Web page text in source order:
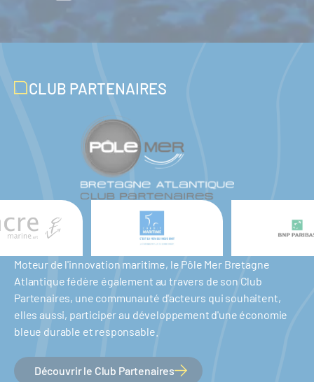
CLUB PARTENAIRES
Moteur de l'innovation maritime, le Pôle Mer Bretagne
Atlantique fédère également au travers de son Club
Partenaires, une communauté d'acteurs qui souhaitent,
elles aussi, participer au développement d'une économie
bleue durable et responsable.
Découvrir le Club Partenaires